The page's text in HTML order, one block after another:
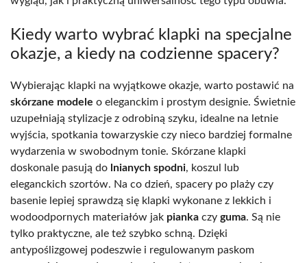
Kiedy warto wybrać klapki na specjalne
okazje, a kiedy na codzienne spacery?
Wybierając klapki na wyjątkowe okazje, warto postawić na
skórzane modele o eleganckim i prostym designie. Świetnie
uzupełniają stylizacje z odrobiną szyku, idealne na letnie
wyjścia, spotkania towarzyskie czy nieco bardziej formalne
wydarzenia w swobodnym tonie. Skórzane klapki
doskonale pasują do lnianych spodni, koszul lub
eleganckich szortów. Na co dzień, spacery po plaży czy
basenie lepiej sprawdzą się klapki wykonane z lekkich i
wodoodpornych materiałów jak pianka czy guma. Są nie
tylko praktyczne, ale też szybko schną. Dzięki
antypoślizgowej podeszwie i regulowanym paskom